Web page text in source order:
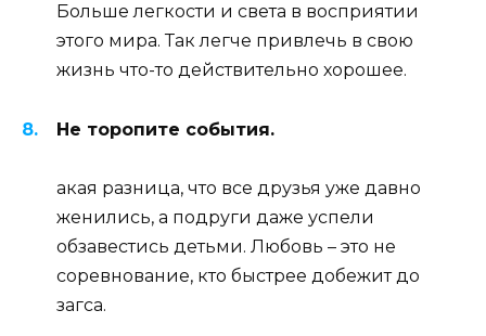
Больше легкости и света в восприятии
этого мира. Так легче привлечь в свою
жизнь что-то действительно хорошее.
Не торопите события.
акая разница, что все друзья уже давно
женились, а подруги даже успели
обзавестись детьми. Любовь – это не
соревнование, кто быстрее добежит до
загса.